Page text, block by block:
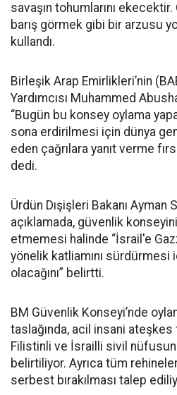
savaşın tohumlarını ekecektir.
barış görmek gibi bir arzusu
kullandı.
Birleşik Arap Emirlikleri’nin
Yardımcısı Muhammed
“Bugün bu konsey oylama
sona erdirilmesi için dünya
eden çağrılara yanıt verme
dedi.
Ürdün Dışişleri Bakanı Ayman
açıklamada, güvenlik
etmemesi halinde “İsrail'e
yönelik katliamını
olacağını” belirtti.
BM Güvenlik Konseyi’nde
taslağında, acil insani ateşkes
Filistinli ve İsrailli sivil
belirtiliyor. Ayrıca tüm
serbest bırakılması talep